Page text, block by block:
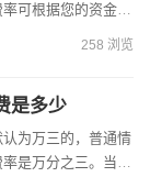
可根据您的资金规
本更具竞争力...
258 浏览
是多少
为万三的，普通情
是万分之三。当今